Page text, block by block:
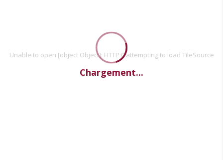
Unable to open [object Object]: HTTP 0 attempting to load TileSource
Chargement...